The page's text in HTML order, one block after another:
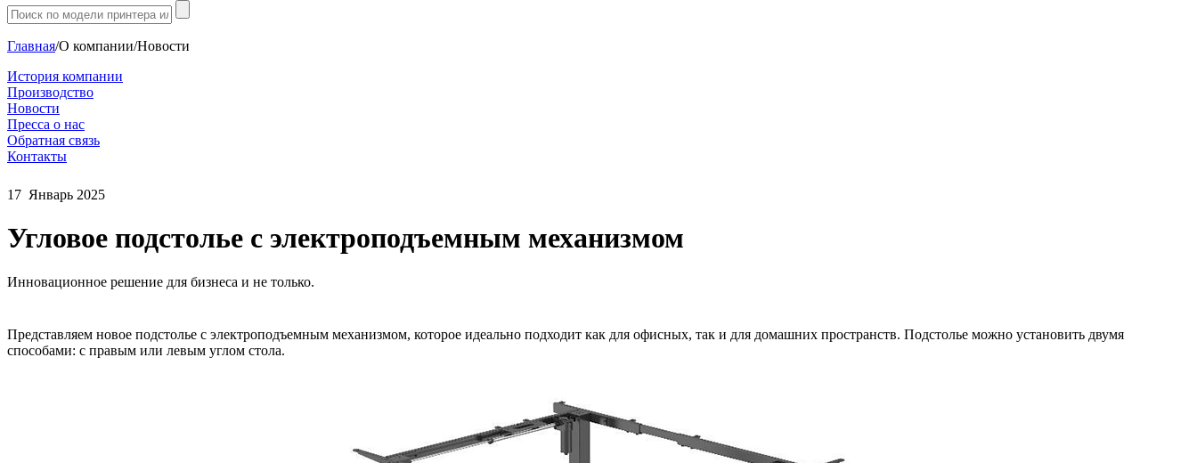
Главная/О компании/Новости
История компании
Производство
Новости
Пресса о нас
Обратная связь
Контакты
17 Январь 2025
Угловое подстолье с электроподъемным механизмом
Инновационное решение для бизнеса и не только.
Представляем новое подстолье с электроподъемным механизмом, которое идеально подходит как для офисных, так и для домашних пространств. Подстолье можно установить двумя
способами: с правым или левым углом стола.